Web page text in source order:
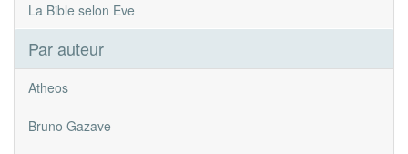
La Bible selon Eve
Par auteur
Atheos
Bruno Gazave